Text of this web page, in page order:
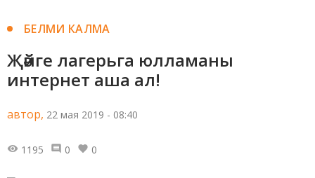
БЕЛМИ КАЛМА
Җәйге лагерьга юлламаны
интернет аша ал!
автор, 22 мая 2019 - 08:40
1195 0 0